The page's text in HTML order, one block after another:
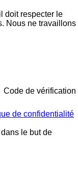
doit respecter le
Nous ne travaillons
Code de vérification
de confidentialité
le but de